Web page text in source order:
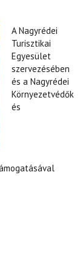
A Nagyrédei
Turisztikai
Egyesület
szervezésében
és a Nagyrédei
Környezetvédők
és